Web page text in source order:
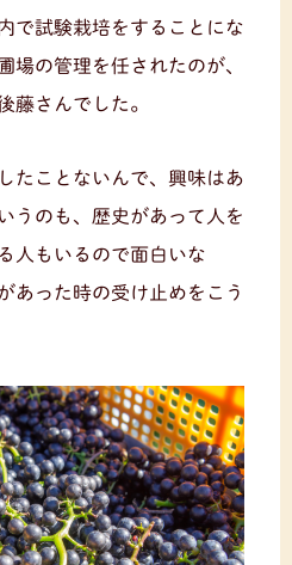
で試験栽培をすることにな
場の管理を任されたのが、
藤さんでした。
たことないんで、興味はあ
うのも、歴史があって人を
人もいるので面白いな
あった時の受け止めをこう